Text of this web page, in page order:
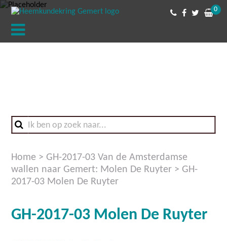
0
Home >GH-2017-03 Van de Amsterdamse
wallen naar Gemert: Molen De Ruyter >GH-
2017-03 Molen De Ruyter
GH-2017-03 Molen De Ruyter